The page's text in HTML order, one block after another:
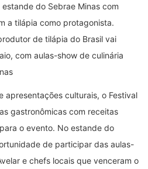
do Sebrae Minas com
a tilápia como protagonista.
de tilápia do Brasil vai
com aulas-show de culinária
apresentações culturais, o Festival
gastronômicas com receitas
o evento. No estande do
de participar das aulas-
e chefs locais que venceram o